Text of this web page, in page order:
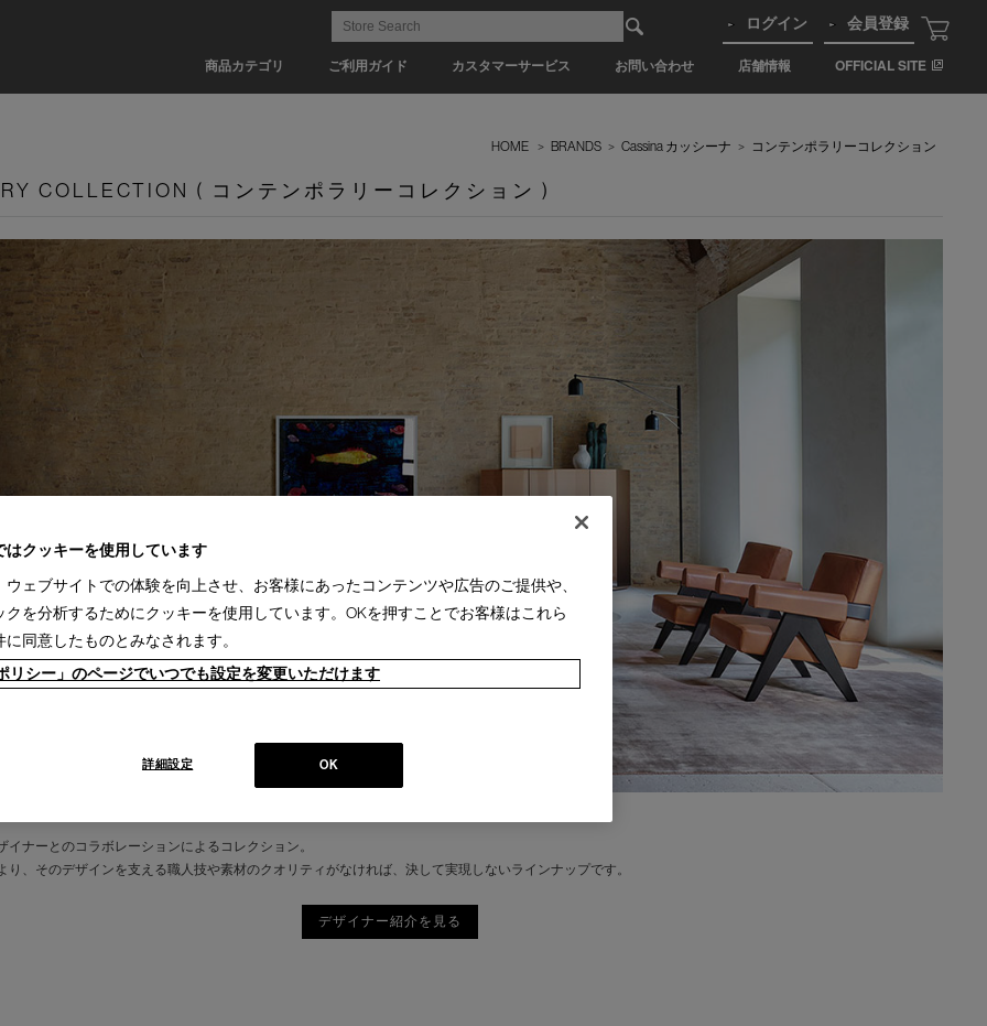
商品カテゴリ ご利用ガイド カスタマーサービス お問い合わせ 店舗情報 OFFICIAL SITE
ログイン 会員登録
HOME > BRANDS > Cassina カッシーナ > コンテンポラリーコレクション
COLLECTION ( コンテンポラリーコレクション )
ナーとのコラボレーションによるコレクション。
り、そのデザインを支える職人技や素材のクオリティがなければ、決して実現しないラインナップです。
デザイナー紹介を見る
はクッキーを使用しています
ウェブサイトでの体験を向上させ、お客様にあったコンテンツや広告のご提供や、
クを分析するためにクッキーを使用しています。OKを押すことでお客様はこれら
に同意したものとみなされます。
リシー」のページでいつでも設定を変更いただけます
OK
詳細設定